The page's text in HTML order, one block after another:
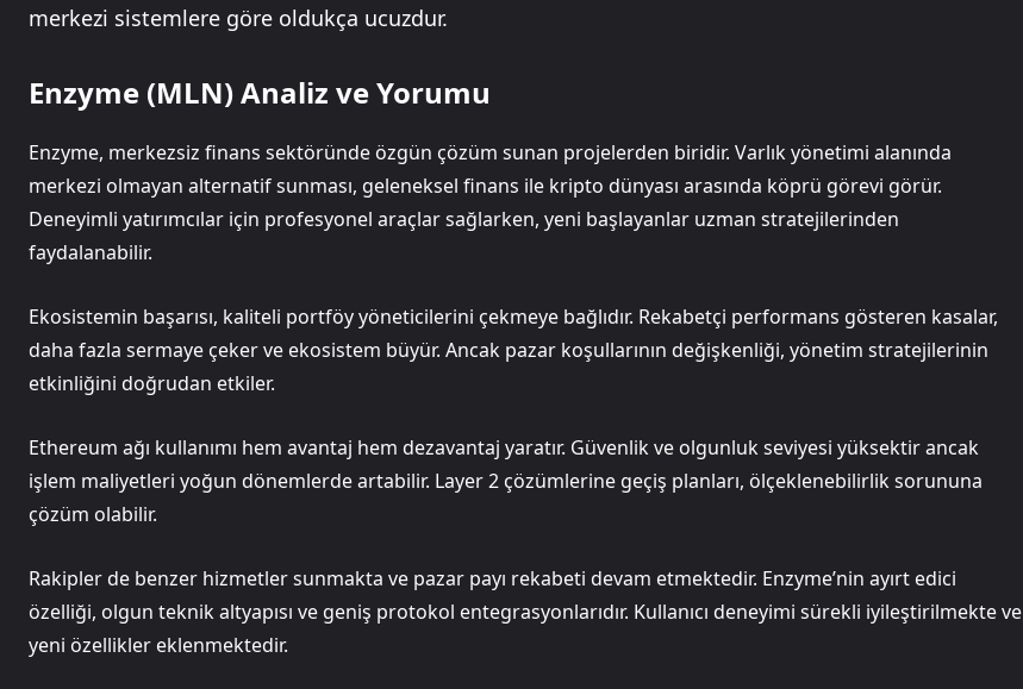
merkezi sistemlere göre oldukça ucuzdur.
Enzyme (MLN) Analiz ve Yorumu
Enzyme, merkezsiz finans sektöründe özgün çözüm sunan projelerden biridir. Varlık yönetimi alanında
merkezi olmayan alternatif sunması, geleneksel finans ile kripto dünyası arasında köprü görevi görür.
Deneyimli yatırımcılar için profesyonel araçlar sağlarken, yeni başlayanlar uzman stratejilerinden
faydalanabilir.
Ekosistemin başarısı, kaliteli portföy yöneticilerini çekmeye bağlıdır. Rekabetçi performans gösteren kasalar,
daha fazla sermaye çeker ve ekosistem büyür. Ancak pazar koşullarının değişkenliği, yönetim stratejilerinin
etkinliğini doğrudan etkiler.
Ethereum ağı kullanımı hem avantaj hem dezavantaj yaratır. Güvenlik ve olgunluk seviyesi yüksektir ancak
işlem maliyetleri yoğun dönemlerde artabilir. Layer 2 çözümlerine geçiş planları, ölçeklenebilirlik sorununa
çözüm olabilir.
Rakipler de benzer hizmetler sunmakta ve pazar payı rekabeti devam etmektedir. Enzyme’nin ayırt edici
özelliği, olgun teknik altyapısı ve geniş protokol entegrasyonlarıdır. Kullanıcı deneyimi sürekli iyileştirilmekte ve
yeni özellikler eklenmektedir.